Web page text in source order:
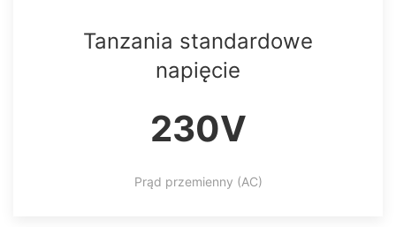
Tanzania standardowe
napięcie
230V
Prąd przemienny (AC)